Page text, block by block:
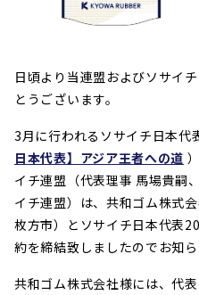
日頃より当連盟およびソサイ
とうございます。
3月に行われるソサイチ日本代
日本代表】アジア王者への道
イチ連盟（代表理事 馬場貴嗣
イチ連盟）は、共和ゴム株式
枚方市）とソサイチ日本代表
約を締結致しましたのでお知ら
共和ゴム株式会社様には、代